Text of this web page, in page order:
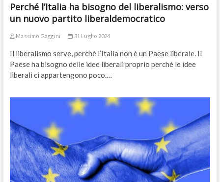
Perché l’Italia ha bisogno del liberalismo: verso
un nuovo partito liberaldemocratico
Massimo Gaggini 31 Luglio 2024
Il liberalismo serve, perché l’Italia non è un Paese liberale. Il
Paese ha bisogno delle idee liberali proprio perché le idee
liberali ci appartengono poco.…